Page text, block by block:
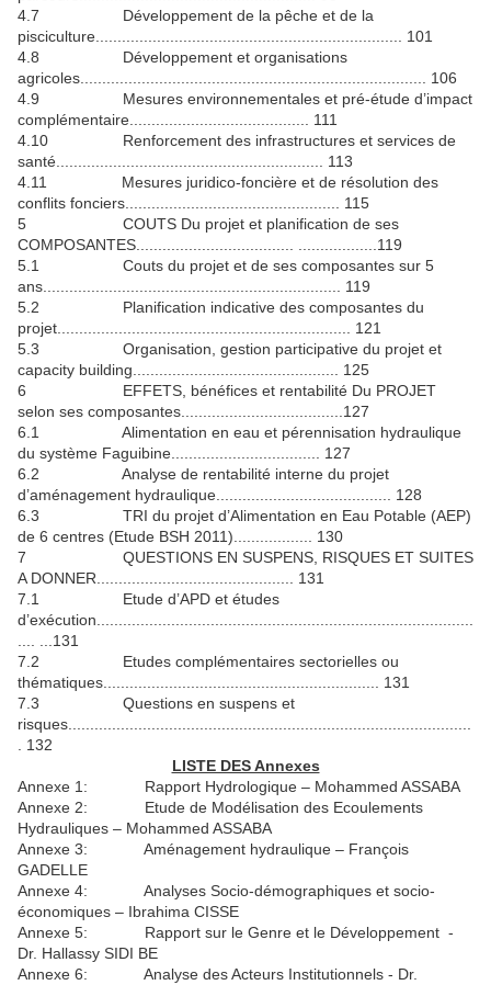
4.7 Développement de la pêche et de la
pisciculture...................................................................... 101
4.8 Développement et organisations
agricoles............................................................................... 106
4.9 Mesures environnementales et pré-étude d’impact
complémentaire......................................... 111
4.10 Renforcement des infrastructures et services de
santé............................................................. 113
4.11 Mesures juridico-foncière et de résolution des
conflits fonciers................................................. 115
5 COUTS Du projet et planification de ses
COMPOSANTES.................................... ..................119
5.1 Couts du projet et de ses composantes sur 5
ans.................................................................... 119
5.2 Planification indicative des composantes du
projet................................................................... 121
5.3 Organisation, gestion participative du projet et
capacity building............................................... 125
6 EFFETS, bénéfices et rentabilité Du PROJET
selon ses composantes.....................................127
6.1 Alimentation en eau et pérennisation hydraulique
du système Faguibine.................................. 127
6.2 Analyse de rentabilité interne du projet
d’aménagement hydraulique........................................ 128
6.3 TRI du projet d’Alimentation en Eau Potable (AEP)
de 6 centres (Etude BSH 2011).................. 130
7 QUESTIONS EN SUSPENS, RISQUES ET SUITES
A DONNER............................................. 131
7.1 Etude d’APD et études
d’exécution......................................................................................
.... ...131
7.2 Etudes complémentaires sectorielles ou
thématiques............................................................... 131
7.3 Questions en suspens et
risques............................................................................................
. 132
LISTE DES Annexes
Annexe 1: Rapport Hydrologique – Mohammed ASSABA
Annexe 2: Etude de Modélisation des Ecoulements
Hydrauliques – Mohammed ASSABA
Annexe 3: Aménagement hydraulique – François
GADELLE
Annexe 4: Analyses Socio-démographiques et socio-
économiques – Ibrahima CISSE
Annexe 5: Rapport sur le Genre et le Développement -
Dr. Hallassy SIDI BE
Annexe 6: Analyse des Acteurs Institutionnels - Dr.